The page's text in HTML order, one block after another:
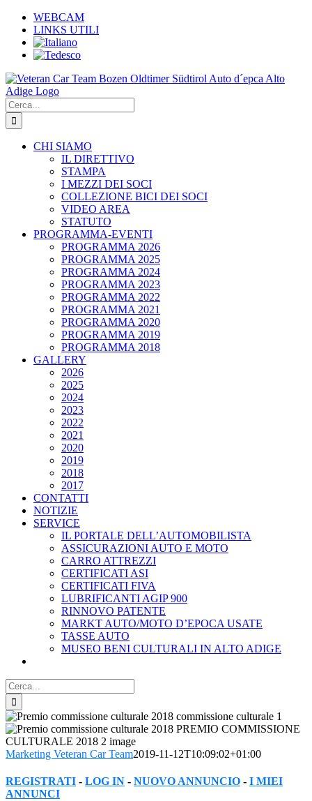
Salta
contenuto
WEBCAM
LINKS UTILI
Cerca
per:
CHI SIAMO
IL DIRETTIVO
STAMPA
I MEZZI DEI SOCI
COLLEZIONE BICI DEI SOCI
VIDEO AREA
STATUTO
PROGRAMMA-EVENTI
PROGRAMMA 2026
PROGRAMMA 2025
PROGRAMMA 2024
PROGRAMMA 2023
PROGRAMMA 2022
PROGRAMMA 2021
PROGRAMMA 2020
PROGRAMMA 2019
PROGRAMMA 2018
GALLERY
2026
2025
2024
2023
2022
2021
2020
2019
2018
2017
CONTATTI
NOTIZIE
SERVICE
IL PORTALE DELL’AUTOMOBILISTA
ASSICURAZIONI AUTO E MOTO
CARRO ATTREZZI
CERTIFICATI ASI
CERTIFICATI FIVA
LUBRIFICANTI AGIP 900
RINNOVO PATENTE
MARKT AUTO/MOTO D’EPOCA USATE
TASSE AUTO
MUSEO BENI CULTURALI IN ALTO ADIGE
Cerca
per:
Marketing Veteran Car Team2019-11-12T10:09:02+01:00
REGISTRATI - LOG IN - NUOVO ANNUNCIO - I MIEI
ANNUNCI